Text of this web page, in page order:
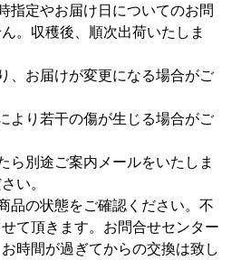
指定やお届け日についてのお問
。収穫後、順次出荷いたしま
、お届けが変更になる場合がご
より若干の傷が生じる場合がご
ら別途ご案内メールをいたしま
い。
品の状態をご確認ください。不
て頂きます。お問合せセンター
時間が過ぎてからの交換は致し